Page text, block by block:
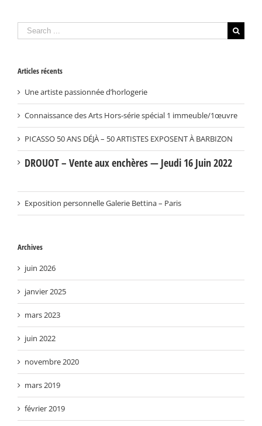
Search
for:
Articles récents
Une artiste passionnée d’horlogerie
Connaissance des Arts Hors-série spécial 1 immeuble/1œuvre
PICASSO 50 ANS DÉJÀ – 50 ARTISTES EXPOSENT À BARBIZON
DROUOT – Vente aux enchères — Jeudi 16 Juin 2022
Exposition personnelle Galerie Bettina – Paris
Archives
juin 2026
janvier 2025
mars 2023
juin 2022
novembre 2020
mars 2019
février 2019